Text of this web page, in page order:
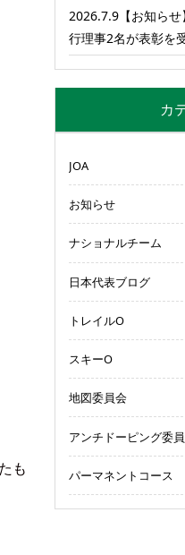
も
2026.7.9【お知ら
行理事2名が表彰を
カ
JOA
お知らせ
ナショナルチーム
日本代表ブログ
トレイルO
スキーO
地図委員会
アンチドーピング委
パーマネントコース